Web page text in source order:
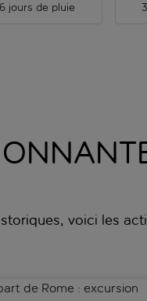
6 jours de pluie
voici les
départ de Naples
de Rome : excursion